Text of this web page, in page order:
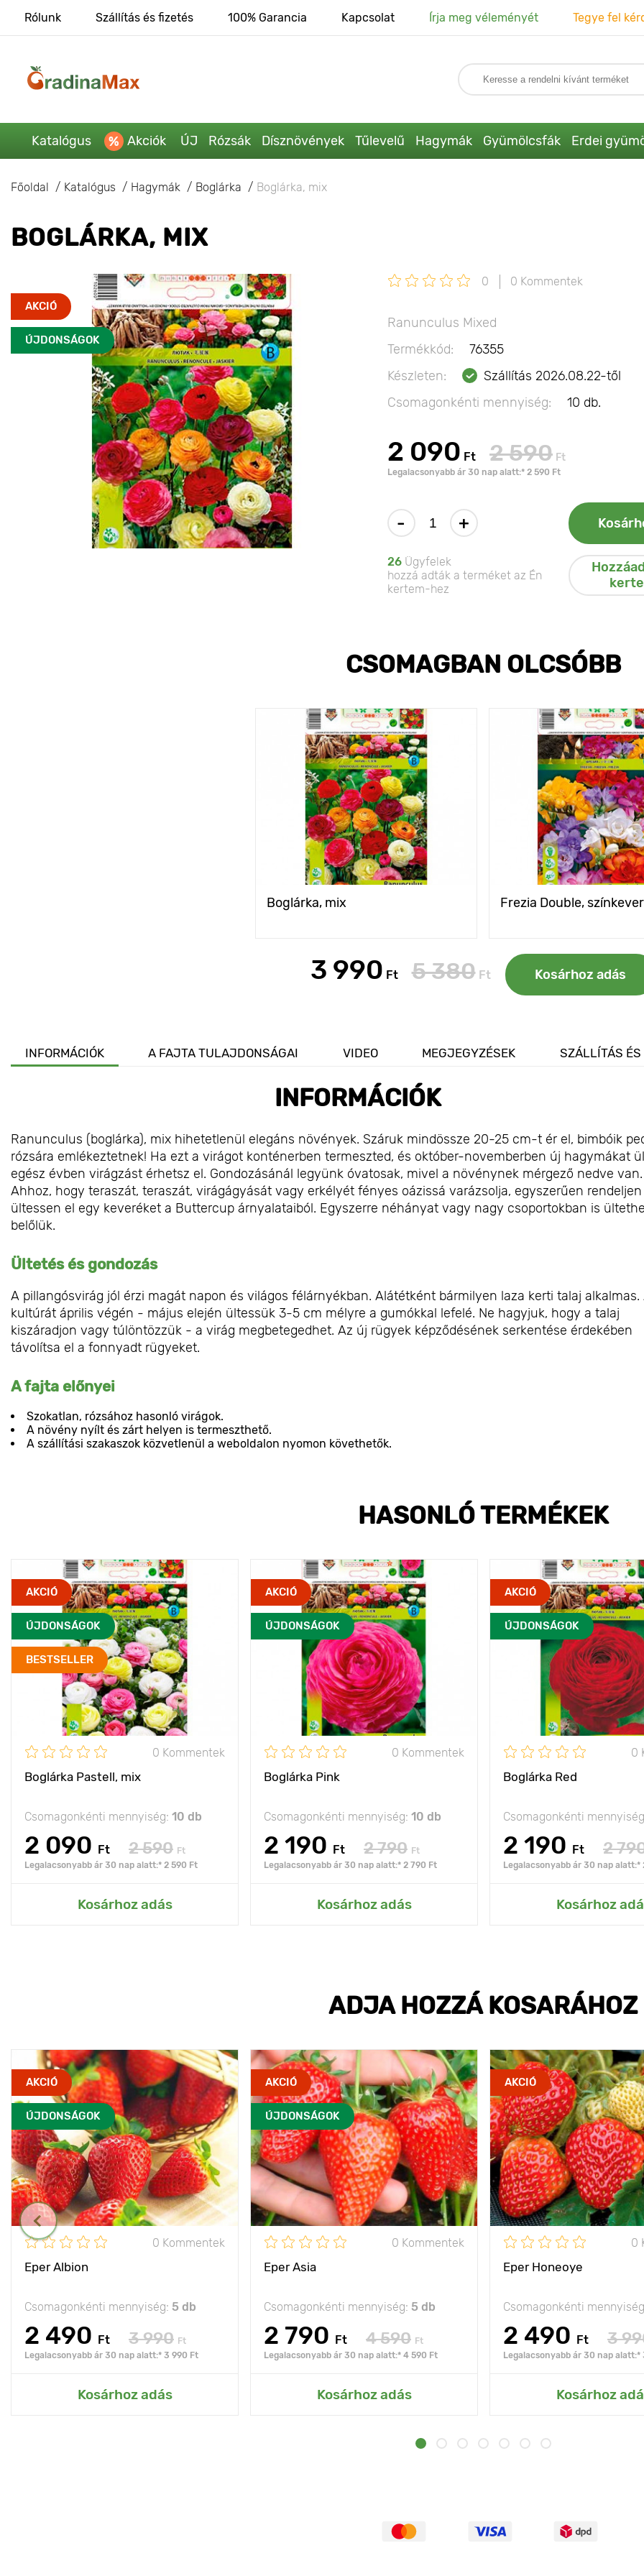
Rólunk Szállítás és fizetés 100% Garancia Kapcsolat Írja meg véleményét Tegye fel
Katalógus Akciók ÚJ Rózsák Dísznövények Tűlevelű Hagymák Gyümölcsfák Erdei
Főoldal Katalógus Hagymák Boglárka Boglárka, mix
BOGLÁRKA, MIX
AKCIÓ
ÚJDONSÁGOK
0 0 Kommentek
Ranunculus Mixed
Termékkód:
76355
Készleten:
Szállítás 2026.08.22-től
Csomagonkénti mennyiség:
10 db.
2 090 Ft 2 590 Ft
Legalacsonyabb ár 30 nap alatt:* 2 590 Ft
- +
26 Ügyfelek
hozzá adták a terméket az Én
kertem-hez
CSOMAGBAN OLCSÓBB
Boglárka, mix Frezia Double,
3 990 Ft 5 380 Ft Kosárhoz adás
INFORMÁCIÓK A FAJTA TULAJDONSÁGAI VIDEO MEGJEGYZÉSEK SZÁLLÍTÁS ÉS
INFORMÁCIÓK
Ranunculus (boglárka), mix hihetetlenül elegáns növények. Száruk mindössze 20-25 cm-t ér el, bimbóik
rózsára emlékeztetnek! Ha ezt a virágot konténerben termeszted, és október-novemberben új hagymákat
egész évben virágzást érhetsz el. Gondozásánál legyünk óvatosak, mivel a növénynek mérgező nedve van.
Ahhoz, hogy teraszát, teraszát, virágágyását vagy erkélyét fényes oázissá varázsolja, egyszerűen
ültessen el egy keveréket a Buttercup árnyalataiból. Egyszerre néhányat vagy nagy csoportokban is
belőlük.
Ültetés és gondozás
A pillangósvirág jól érzi magát napon és világos félárnyékban. Alátétként bármilyen laza kerti talaj alkalmas.
kultúrát április végén - május elején ültessük 3-5 cm mélyre a gumókkal lefelé. Ne hagyjuk, hogy a talaj
kiszáradjon vagy túlöntözzük - a virág megbetegedhet. Az új rügyek képződésének serkentése érdekében
távolítsa el a fonnyadt rügyeket.
A fajta előnyei
Szokatlan, rózsához hasonló virágok.
A növény nyílt és zárt helyen is termeszthető.
A szállítási szakaszok közvetlenül a weboldalon nyomon követhetők.
HASONLÓ TERMÉKEK
AKCIÓ
ÚJDONSÁGOK
BESTSELLER
0 Kommentek
Boglárka Pastell, mix
Csomagonkénti mennyiség: 10 db
2 090 Ft 2 590 Ft
Legalacsonyabb ár 30 nap alatt:* 2 590 Ft
Kosárhoz adás
AKCIÓ
ÚJDONSÁGOK
0 Kommentek
Boglárka Pink
Csomagonkénti mennyiség: 10 db
2 190 Ft 2 790 Ft
Legalacsonyabb ár 30 nap alatt:* 2 790 Ft
Kosárhoz adás
AKCIÓ
ÚJDONSÁGOK
0
Boglárka Red
Csomagonkénti
2 190 Ft 2
Legalacsonyabb ár 30 nap alatt:*
Kosárhoz
ADJA HOZZÁ KOSARÁHOZ
AKCIÓ
ÚJDONSÁGOK
0 Kommentek
Eper Albion
Csomagonkénti mennyiség: 5 db
2 490 Ft 3 990 Ft
Legalacsonyabb ár 30 nap alatt:* 3 990 Ft
Kosárhoz adás
AKCIÓ
ÚJDONSÁGOK
0 Kommentek
Eper Asia
Csomagonkénti mennyiség: 5 db
2 790 Ft 4 590 Ft
Legalacsonyabb ár 30 nap alatt:* 4 590 Ft
Kosárhoz adás
AKCIÓ
0
Eper Honeoye
Csomagonkénti
2 490 Ft 3
Legalacsonyabb ár 30 nap alatt:*
Kosárhoz